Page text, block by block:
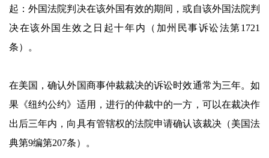
起：外国法院判决在该外国有效的期间，或自该外国法院判
决在该外国生效之日起十年内（加州民事诉讼法第1721
条）。
在美国，确认外国商事仲裁裁决的诉讼时效通常为三年。如
果《纽约公约》适用，进行的仲裁中的一方，可以在裁决作
出后三年内，向具有管辖权的法院申请确认该裁决（美国法
典第9编第207条）。